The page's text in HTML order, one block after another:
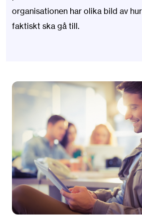
organisationen har olika bild av
faktiskt ska gå till.